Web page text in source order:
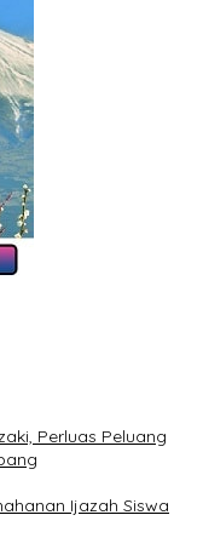
Perluas Peluang
Ijazah Siswa